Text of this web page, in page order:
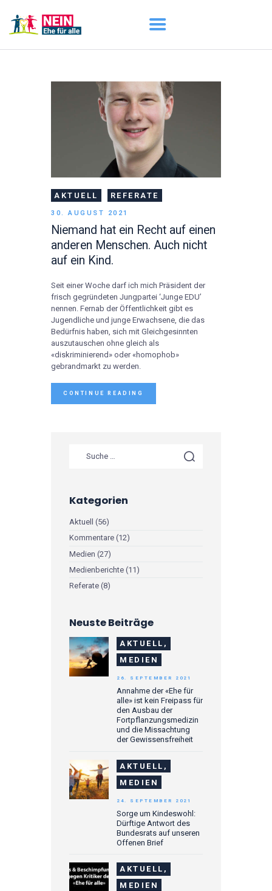
START
DARUM GEHT ES
DOWNLOADS
AKTUELL REFERATE
30. AUGUST 2021
Niemand hat ein Recht auf einen
anderen Menschen. Auch nicht
auf ein Kind.
Seit einer Woche darf ich mich Präsident der
frisch gegründeten Jungpartei ‘Junge EDU’
nennen. Fernab der Öffentlichkeit gibt es
Jugendliche und junge Erwachsene, die das
Bedürfnis haben, sich mit Gleichgesinnten
auszutauschen ohne gleich als
«diskriminierend» oder «homophob»
gebrandmarkt zu werden.
CONTINUE READING
Kategorien
Aktuell (56)
Kommentare (12)
Medien (27)
Medienberichte (11)
Referate (8)
Neuste Beiträge
AKTUELL,
MEDIEN
Annahme der «Ehe für
alle» ist kein Freipass für
den Ausbau der
Fortpflanzungsmedizin
und die Missachtung
der Gewissensfreiheit
26. SEPTEMBER 2021
AKTUELL,
MEDIEN
Sorge um Kindeswohl:
Dürftige Antwort des
Bundesrats auf unseren
Offenen Brief
24. SEPTEMBER 2021
AKTUELL,
MEDIEN